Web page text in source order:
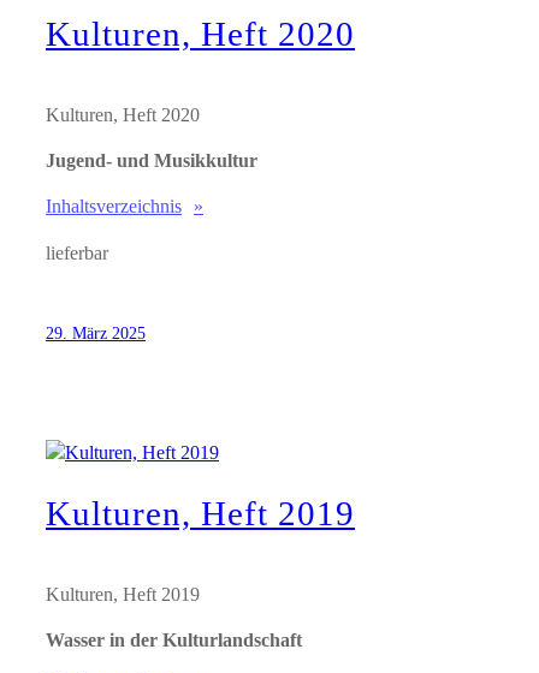
Kulturen, Heft 2020
Kulturen, Heft 2020
Jugend- und Musikkultur
Inhaltsverzeichnis
lieferbar
29. März 2025
Kulturen, Heft 2019
Kulturen, Heft 2019
Wasser in der Kulturlandschaft